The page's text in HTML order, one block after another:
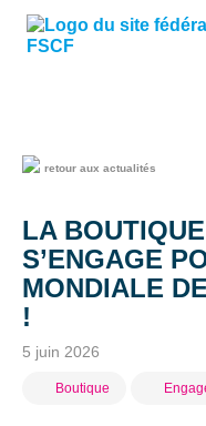
retour aux actualités
LA
S’ENGAGE
MONDIALE
!
5 juin 2026
Boutique